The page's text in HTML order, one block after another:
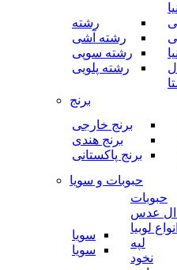
رشته
رشته آشی
رشته سوپی
رشته پلویی
برنج
برنج خارجی
برنج هندی
برنج پاکستانی
حبوبات و سویا
حبوبات
عدس
انواع لوبیا
لپه
نخود
سویا
سویا